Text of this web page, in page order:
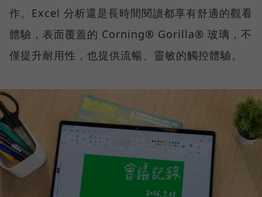
作、Excel 分析還是長時間閱讀都享有舒適的觀看
體驗，表面覆蓋的 Corning® Gorilla® 玻璃，不
僅提升耐用性，也提供流暢、靈敏的觸控體驗。